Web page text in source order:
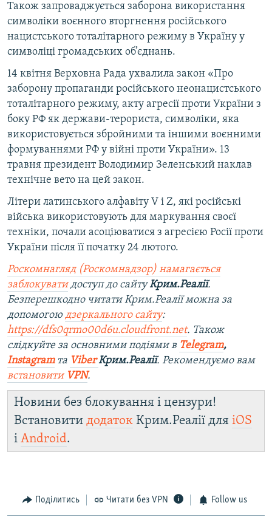
Також запроваджується заборона використання
символіки воєнного вторгнення російського
нацистського тоталітарного режиму в Україну у
символіці громадських об’єднань.
14 квітня Верховна Рада ухвалила закон «Про
заборону пропаганди російського неонацистського
тоталітарного режиму, акту агресії проти України з
боку РФ як держави-терориста, символіки, яка
використовується збройними та іншими воєнними
формуваннями РФ у війні проти України». 13
травня президент Володимир Зеленський наклав
технічне вето на цей закон.
Літери латинського алфавіту V і Z, які російські
війська використовують для маркування своєї
техніки, почали асоціюватися з агресією Росії проти
України після її початку 24 лютого.
Роскомнагляд (Роскомнадзор) намагається
заблокуватидоступ до сайтуКрим.Реалії.
Безперешкодно читати Крим.Реалії можна за
допомогою дзеркального сайту:
https://dfs0qrmo00d6u.cloudfront.net. Також
слідкуйте за основними подіями в Telegram,
Instagramта ViberКрим.Реалії. Рекомендуємо вам
встановити VPN.
Новини без блокування і цензури!
Встановити додаток Крим.Реалії для iOS
і Android.
Поділитись Читати без VPN Follow us